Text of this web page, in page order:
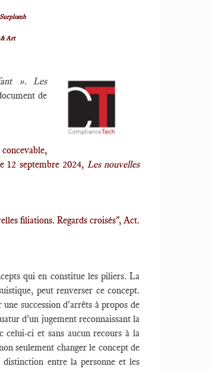
Surplomb
Art
». Les
de
12 septembre 2024, Les nouvelles
filiations. Regards croisés", Act.
qui en constitue les piliers. La
peut renverser ce concept.
succession d'arrêts à propos de
d'un jugement reconnaissant la
celui-ci et sans aucun recours à la
seulement changer le concept de
entre la personne et les